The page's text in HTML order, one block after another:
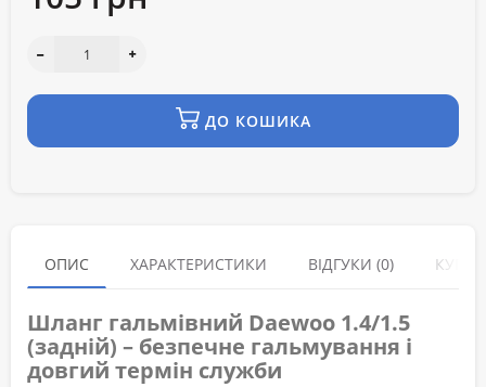
ДО КОШИКА
ОПИС ХАРАКТЕРИСТИКИ ВІДГУКИ (0)
Шланг гальмівний Daewoo 1.4/1.5
(задній) – безпечне гальмування і
довгий термін служби